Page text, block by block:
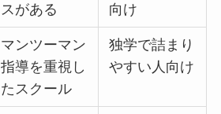
スがある
向け
マンツーマン
指導を重視し
たスクール
独学で詰まり
やすい人向け